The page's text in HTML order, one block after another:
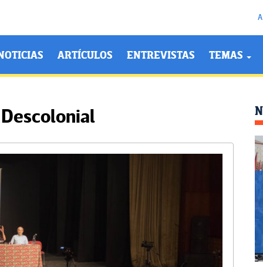
ARTÍCULOS ENTREVISTAS TEMAS